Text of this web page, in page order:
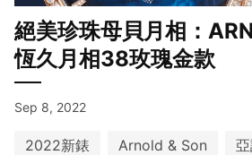
絕美珍珠母貝月相：
恆久月相38玫瑰金款
Sep 8, 2022
2022新錶 Arnold & Son